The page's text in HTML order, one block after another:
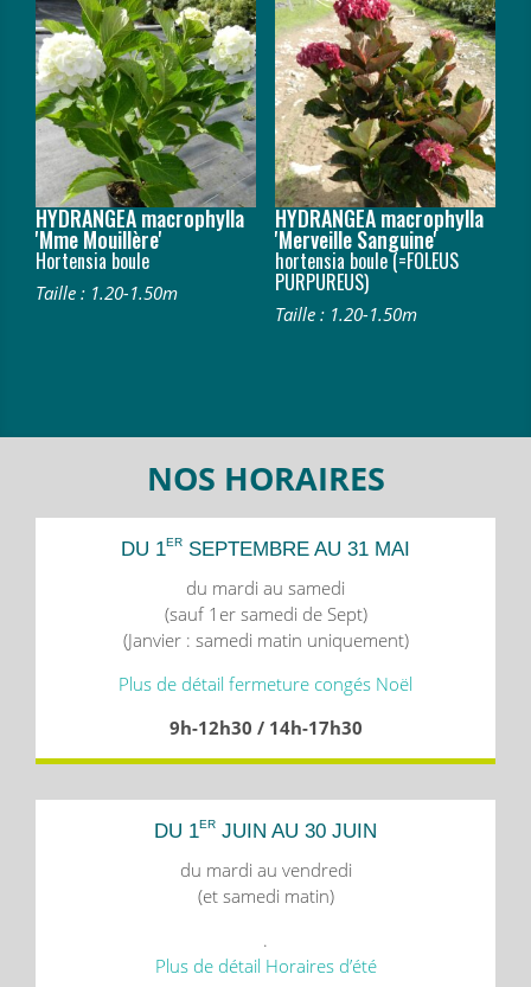
HYDRANGEA macrophylla
'Mme Mouillère'
Hortensia boule
Taille : 1.20-1.50m
HYDRANGEA macrophylla
'Merveille Sanguine'
hortensia boule (=FOLEUS
PURPUREUS)
Taille : 1.20-1.50m
NOS HORAIRES
DU 1ER SEPTEMBRE AU 31 MAI
du mardi au samedi
(sauf 1er samedi de Sept)
(Janvier : samedi matin uniquement)
Plus de détail fermeture congés Noël
9h-12h30 / 14h-17h30
DU 1ER JUIN AU 30 JUIN
du mardi au vendredi
(et samedi matin)
.
Plus de détail Horaires d’été